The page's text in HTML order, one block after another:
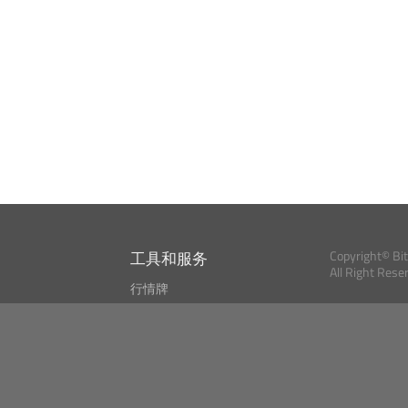
工具和服务
行情牌
Copyright©
All Right